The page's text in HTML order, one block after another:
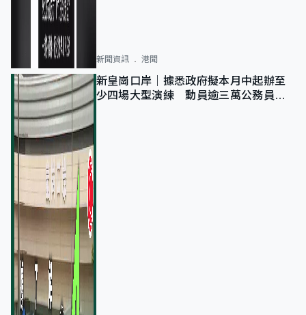
新聞資訊 港聞
新皇崗口岸｜據悉政府擬本月中起辦至
少四場大型演練 動員逾三萬公務員人